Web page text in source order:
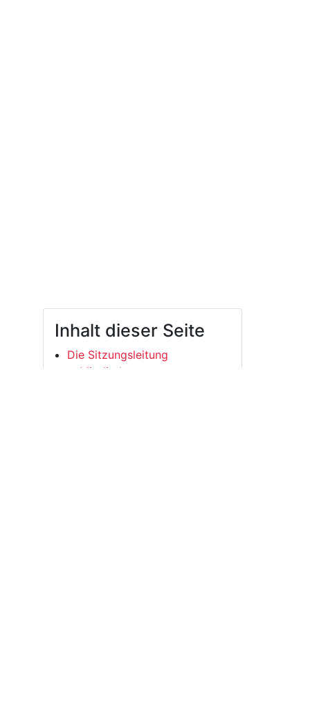
Inhalt dieser Seite
Die Sitzungsleitung
Mitglieder